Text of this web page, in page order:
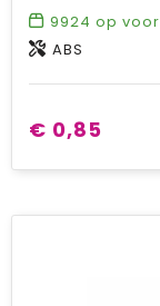
9924 op
ABS
€ 0,85